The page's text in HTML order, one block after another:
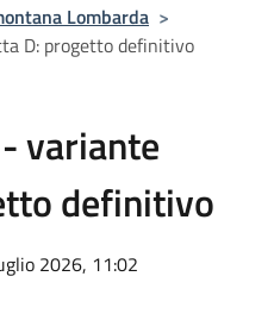
Lombarda >
D: progetto definitivo
variante
definitivo
2026, 11:02